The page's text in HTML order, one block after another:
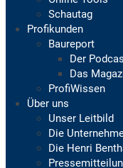
Schautag
Profikunden
Baureport
Der
Das
ProfiWissen
Über uns
Unser Leitbild
Die
Die Henri